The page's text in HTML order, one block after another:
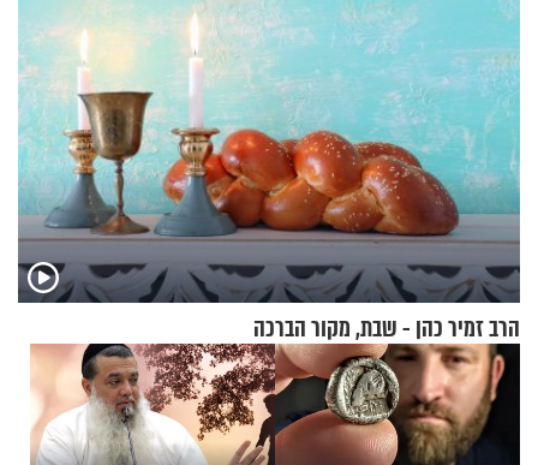
הרב זמיר כהן - שבת, מקור הברכה